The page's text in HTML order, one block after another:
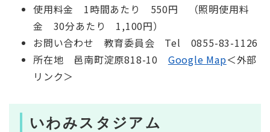
使用料金 1時間あたり 550円 （照明使用料
金 30分あたり 1,100円）
お問い合わせ 教育委員会 Tel 0855-83-1126
所在地 邑南町淀原818-10 Google Map＜外部
リンク＞
いわみスタジアム